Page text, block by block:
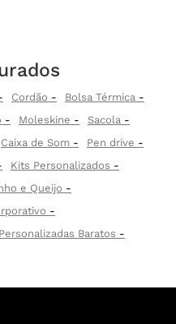
Cordão
Bolsa Térmica
Moleskine
Sacola
Caixa de Som
Pen drive
Kits Personalizados
e Queijo
Baratos